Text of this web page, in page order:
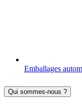
Emballages
Qui sommes-nous ?